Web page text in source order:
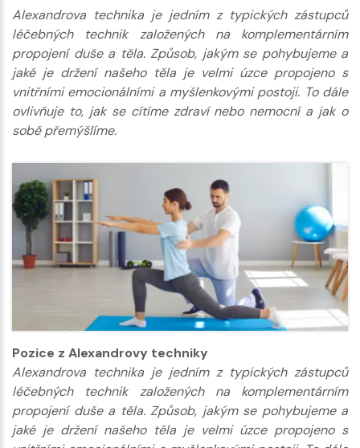
Alexandrova technika je jedním z typických zástupců
léčebných technik založených na komplementárním
propojení duše a těla. Způsob, jakým se pohybujeme a
jaké je držení našeho těla je velmi úzce propojeno s
vnitřními emocionálními a myšlenkovými postoji. To dále
ovlivňuje to, jak se cítíme zdraví nebo nemocní a jak o
sobě přemýšlíme.
Pozice z Alexandrovy techniky
Alexandrova technika je jedním z typických zástupců
léčebných technik založených na komplementárním
propojení duše a těla. Způsob, jakým se pohybujeme a
jaké je držení našeho těla je velmi úzce propojeno s